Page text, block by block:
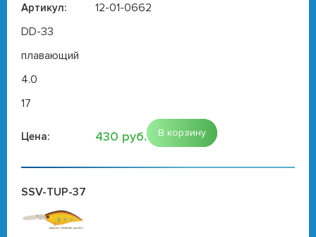
Артикул:
12-01-0662
DD-33
плавающий
4.0
17
Цена: 430 руб. В корзину
SSV-TUP-37